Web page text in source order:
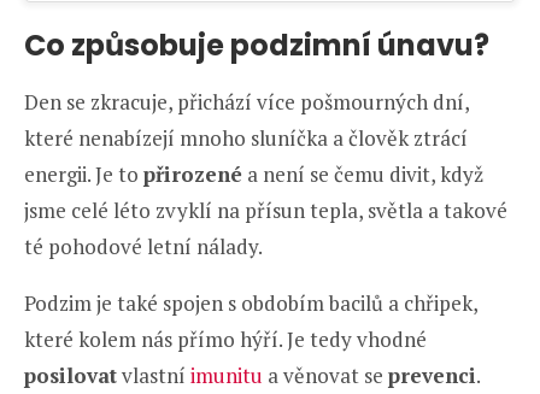
Co způsobuje podzimní únavu?
Den se zkracuje, přichází více pošmourných dní,
které nenabízejí mnoho sluníčka a člověk ztrácí
energii. Je to přirozené a není se čemu divit, když
jsme celé léto zvyklí na přísun tepla, světla a takové
té pohodové letní nálady.
Podzim je také spojen s obdobím bacilů a chřipek,
které kolem nás přímo hýří. Je tedy vhodné
posilovatvlastní imunitu a věnovat se prevenci.